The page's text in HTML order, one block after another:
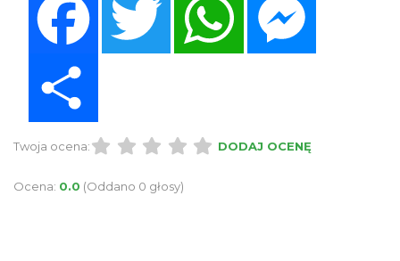
Twoja ocena: DODAJ OCENĘ
Ocena: 0.0 (Oddano 0 głosy)